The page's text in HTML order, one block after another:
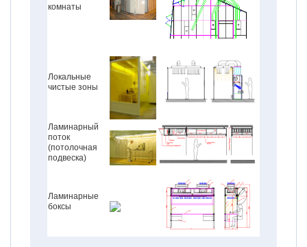
комнаты
Локальные
чистые зоны
Ламинарный
поток
(потолочная
подвеска)
Ламинарные
боксы